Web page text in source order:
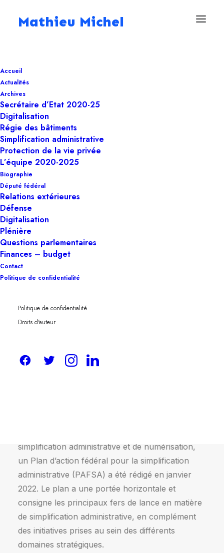
Mathieu Michel
Accueil
Actualités
Archives
Secrétaire d’Etat 2020-25
Digitalisation
Régie des bâtiments
Simplification administrative
Protection de la vie privée
L’équipe 2020-2025
Biographie
Député fédéral
Relations extérieures
Défense
Digitalisation
Plénière
Questions parlementaires
Finances – budget
Contact
Politique de confidentialité
Politique de confidentialité
Droits d'auteur
actualisation du plan
d'action fédéral pour
la simplification
administrative
pour la simplification administrative
simplification administrative et de numérisation,
un Plan d’action fédéral pour la simplification
administrative (PAFSA) a été rédigé en janvier
2022. Le plan a une portée horizontale et
consigne les principaux fers de lance en matière
de simplification administrative, en complément
des initiatives prises au sein des différents
domaines stratégiques.